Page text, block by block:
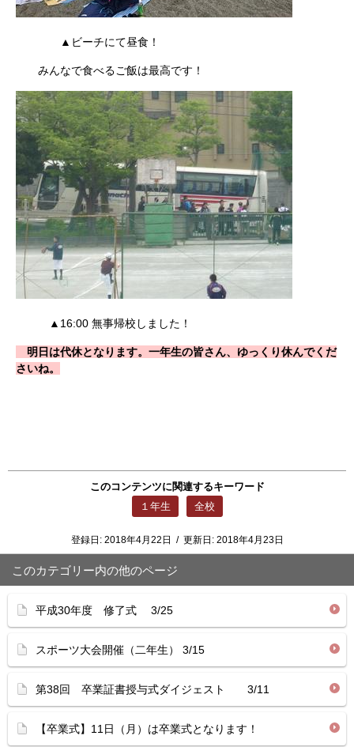
▲ビーチにて昼食！
みんなで食べるご飯は最高です！
▲16:00 無事帰校しました！
明日は代休となります。一年生の皆さん、ゆっくり休んでくだ
さいね。
このコンテンツに関連するキーワード
１年生
全校
登録日: 2018年4月22日 / 更新日: 2018年4月23日
このカテゴリー内の他のページ
平成30年度 修了式 3/25
スポーツ大会開催（二年生） 3/15
第38回 卒業証書授与式ダイジェスト 3/11
【卒業式】11日（月）は卒業式となります！